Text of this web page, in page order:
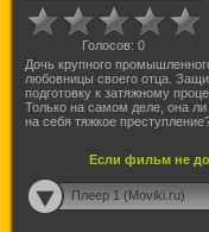
Голосов: 0
Дочь крупного
любовницы своего отца.
подготовку к затяжному
Только на самом деле, она ли
на себя тяжкое
Если фильм не
Плеер 1 (Moviki.ru)